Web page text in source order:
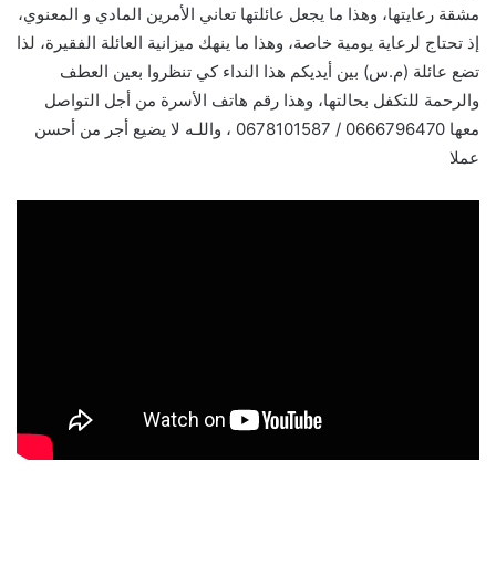
مشقة رعايتها، وهذا ما يجعل عائلتها تعاني الأمرين المادي و المعنوي،
إذ تحتاج لرعاية يومية خاصة، وهذا ما ينهك ميزانية العائلة الفقيرة، لذا
تضع عائلة (م.س) بين أيديكم هذا النداء كي تنظروا بعين العطف
والرحمة للتكفل بحالتها، وهذا رقم هاتف الأسرة من أجل التواصل
معها 0666796470 / 0678101587 ، واللـه لا يضيع أجر من أحسن
عملا